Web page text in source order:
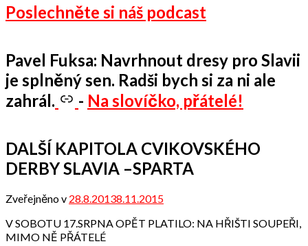
Poslechněte si náš podcast
Pavel Fuksa: Navrhnout dresy pro Slavii
je splněný sen. Radši bych si za ni ale
zahrál.
- Na slovíčko, přátelé!
DALŠÍ KAPITOLA CVIKOVSKÉHO
DERBY SLAVIA –SPARTA
Zveřejněno v 28.8.20138.11.2015
V SOBOTU 17.SRPNA OPĚT PLATILO: NA HŘIŠTI SOUPEŘI,
MIMO NĚ PŘÁTELÉ